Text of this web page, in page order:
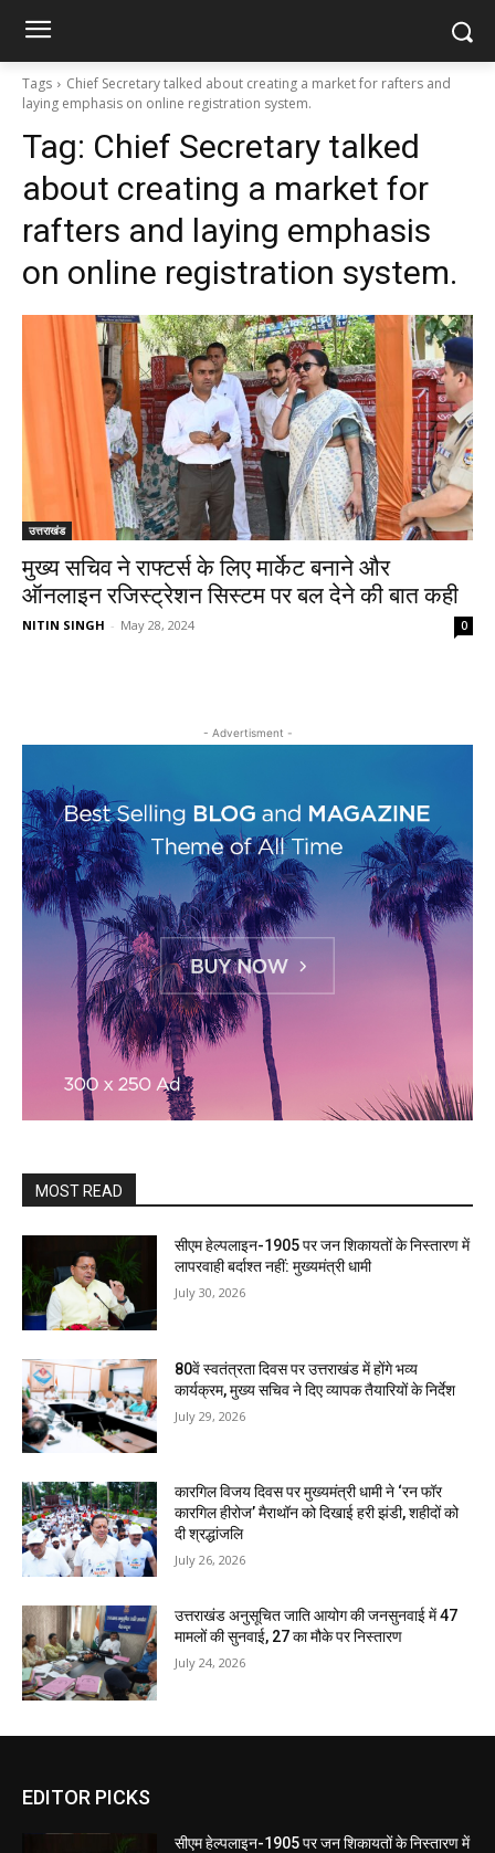
Tags
Chief Secretary talked about creating a market for rafters and
laying emphasis on online registration system.
Tag: Chief Secretary talked
about creating a market for
rafters and laying emphasis
on online registration system.
उत्तराखंड
मुख्य सचिव ने राफ्टर्स के लिए मार्केट बनाने और
ऑनलाइन रजिस्ट्रेशन सिस्टम पर बल देने की बात कही
NITIN SINGH - May 28, 2024 0
- Advertisment -
MOST READ
सीएम हेल्पलाइन-1905 पर जन शिकायतों के निस्तारण में
लापरवाही बर्दाश्त नहीं: मुख्यमंत्री धामी
July 30, 2026
80वें स्वतंत्रता दिवस पर उत्तराखंड में होंगे भव्य
कार्यक्रम, मुख्य सचिव ने दिए व्यापक तैयारियों के निर्देश
July 29, 2026
कारगिल विजय दिवस पर मुख्यमंत्री धामी ने ‘रन फॉर
कारगिल हीरोज’ मैराथॉन को दिखाई हरी झंडी, शहीदों को
दी श्रद्धांजलि
July 26, 2026
उत्तराखंड अनुसूचित जाति आयोग की जनसुनवाई में 47
मामलों की सुनवाई, 27 का मौके पर निस्तारण
July 24, 2026
EDITOR PICKS
सीएम हेल्पलाइन-1905 पर जन शिकायतों के निस्तारण में